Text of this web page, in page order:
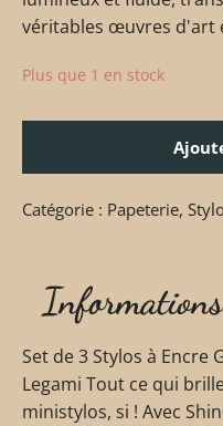
véritables œuvres d'art
Plus que 1 en stock
Catégorie : Papeterie,
Informations
Set de 3 Stylos à Encre
Legami Tout ce qui
ministylos, si ! Avec